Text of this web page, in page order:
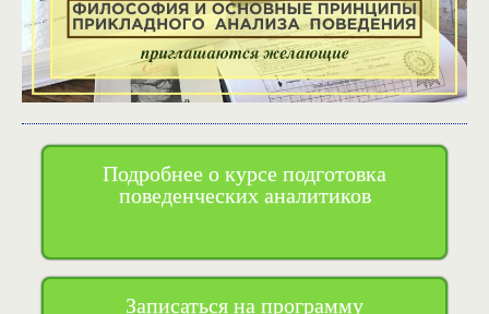
Подробнее о курсе подготовка
поведенческих аналитиков
Записаться на программу